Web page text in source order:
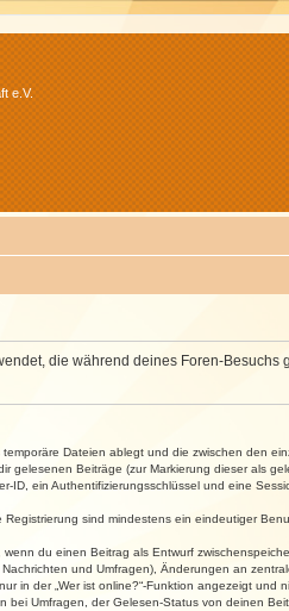
e.V.
die während deines Foren-Besuchs
Dateien ablegt und die zwischen den
gelesenen Beiträge (zur Markierung dieser als
ein Authentifizierungsschlüssel und eine
sind mindestens ein eindeutiger
du einen Beitrag als Entwurf
und Umfragen), Änderungen an
in der „Wer ist online?“-Funktion angezeigt und
Umfragen, der Gelesen-Status von deinen